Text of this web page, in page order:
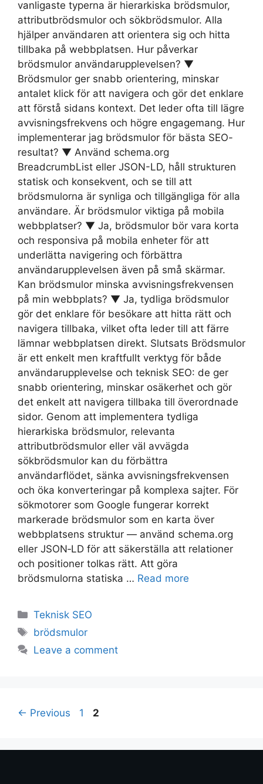
vanligaste typerna är hierarkiska brödsmulor,
attributbrödsmulor och sökbrödsmulor. Alla
hjälper användaren att orientera sig och hitta
tillbaka på webbplatsen. Hur påverkar
brödsmulor användarupplevelsen? ▼
Brödsmulor ger snabb orientering, minskar
antalet klick för att navigera och gör det enklare
att förstå sidans kontext. Det leder ofta till lägre
avvisningsfrekvens och högre engagemang. Hur
implementerar jag brödsmulor för bästa SEO-
resultat? ▼ Använd schema.org
BreadcrumbList eller JSON-LD, håll strukturen
statisk och konsekvent, och se till att
brödsmulorna är synliga och tillgängliga för alla
användare. Är brödsmulor viktiga på mobila
webbplatser? ▼ Ja, brödsmulor bör vara korta
och responsiva på mobila enheter för att
underlätta navigering och förbättra
användarupplevelsen även på små skärmar.
Kan brödsmulor minska avvisningsfrekvensen
på min webbplats? ▼ Ja, tydliga brödsmulor
gör det enklare för besökare att hitta rätt och
navigera tillbaka, vilket ofta leder till att färre
lämnar webbplatsen direkt. Slutsats Brödsmulor
är ett enkelt men kraftfullt verktyg för både
användarupplevelse och teknisk SEO: de ger
snabb orientering, minskar osäkerhet och gör
det enkelt att navigera tillbaka till överordnade
sidor. Genom att implementera tydliga
hierarkiska brödsmulor, relevanta
attributbrödsmulor eller väl avvägda
sökbrödsmulor kan du förbättra
användarflödet, sänka avvisningsfrekvensen
och öka konverteringar på komplexa sajter. För
sökmotorer som Google fungerar korrekt
markerade brödsmulor som en karta över
webbplatsens struktur — använd schema.org
eller JSON‑LD för att säkerställa att relationer
och positioner tolkas rätt. Att göra
brödsmulorna statiska … Read more
Teknisk SEO
brödsmulor
Leave a comment
← Previous 1 2